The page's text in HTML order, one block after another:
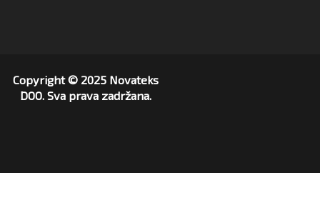
Copyright © 2025 Novateks
DOO. Sva prava zadržana.